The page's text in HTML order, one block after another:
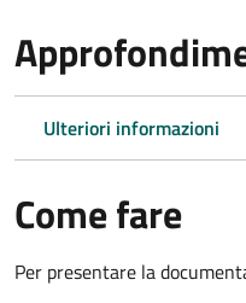
Ulteriori informazioni
Come fare
Per presentare la